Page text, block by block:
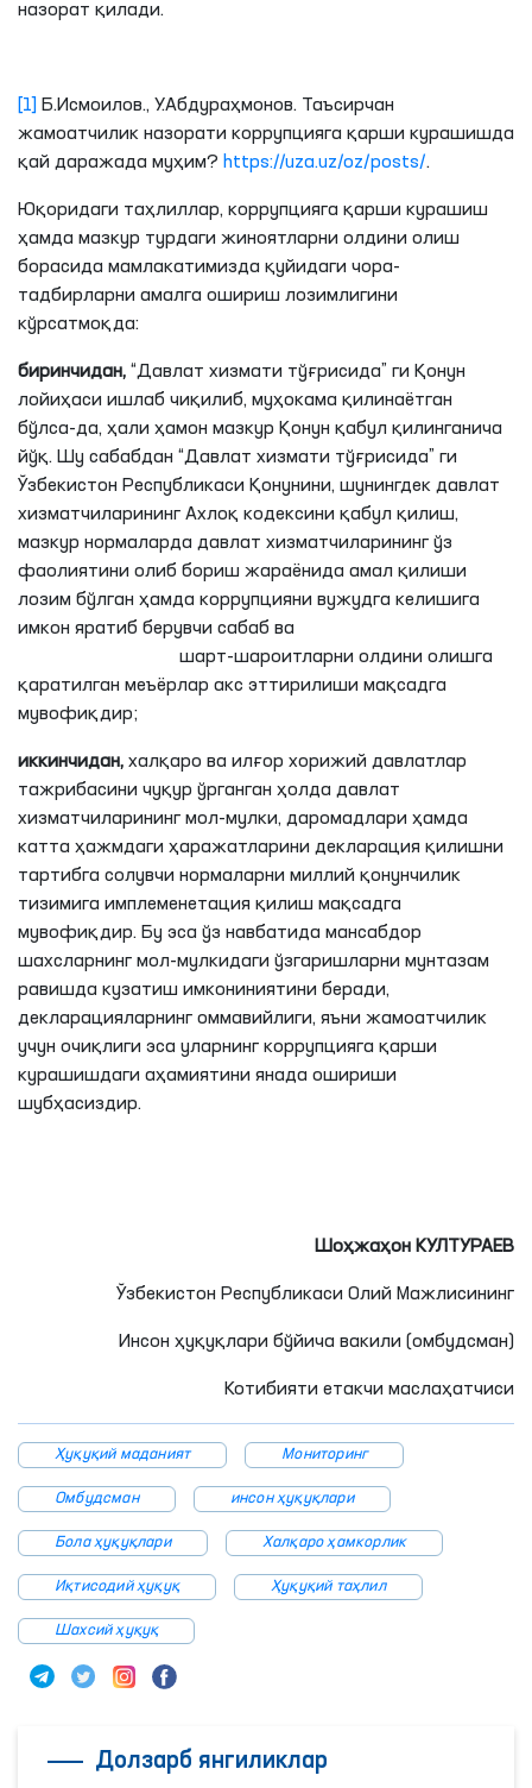
назорат қилади.
[1] Б.Исмоилов., У.Абдураҳмонов. Таъсирчан
жамоатчилик назорати коррупцияга қарши курашишда
қай даражада муҳим? https://uza.uz/oz/posts/.
Юқоридаги таҳлиллар, коррупцияга қарши курашиш
ҳамда мазкур турдаги жиноятларни олдини олиш
борасида мамлакатимизда қуйидаги чора-
тадбирларни амалга ошириш лозимлигини
кўрсатмоқда:
биринчидан, “Давлат хизмати тўғрисида” ги Қонун
лойиҳаси ишлаб чиқилиб, муҳокама қилинаётган
бўлса-да, ҳали ҳамон мазкур Қонун қабул қилинганича
йўқ. Шу сабабдан “Давлат хизмати тўғрисида” ги
Ўзбекистон Республикаси Қонунини, шунингдек давлат
хизматчиларининг Ахлоқ кодексини қабул қилиш,
мазкур нормаларда давлат хизматчиларининг ўз
фаолиятини олиб бориш жараёнида амал қилиши
лозим бўлган ҳамда коррупцияни вужудга келишига
имкон яратиб берувчи сабаб ва
шарт-шароитларни олдини олишга
қаратилган меъёрлар акс эттирилиши мақсадга
мувофиқдир;
иккинчидан, халқаро ва илғор хорижий давлатлар
тажрибасини чуқур ўрганган ҳолда давлат
хизматчиларининг мол-мулки, даромадлари ҳамда
катта ҳажмдаги ҳаражатларини декларация қилишни
тартибга солувчи нормаларни миллий қонунчилик
тизимига имплеменетация қилиш мақсадга
мувофиқдир. Бу эса ўз навбатида мансабдор
шахсларнинг мол-мулкидаги ўзгаришларни мунтазам
равишда кузатиш имкониниятини беради,
декларацияларнинг оммавийлиги, яъни жамоатчилик
учун очиқлиги эса уларнинг коррупцияга қарши
курашишдаги аҳамиятини янада ошириши
шубҳасиздир.
Шоҳжаҳон КУЛТУРАЕВ
Ўзбекистон Республикаси Олий Мажлисининг
Инсон ҳуқуқлари бўйича вакили (омбудсман)
Котибияти етакчи маслаҳатчиси
Ҳуқуқий маданият Мониторинг
Омбудсман инсон ҳуқуқлари
Бола ҳуқуқлари Халқаро ҳамкорлик
Иқтисодий ҳуқуқ Ҳуқуқий таҳлил
Шахсий ҳуқуқ
Долзарб янгиликлар